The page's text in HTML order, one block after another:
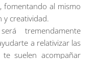
fomentando al mismo
y creatividad.
tremendamente
a relativizar las
suelen acompañar